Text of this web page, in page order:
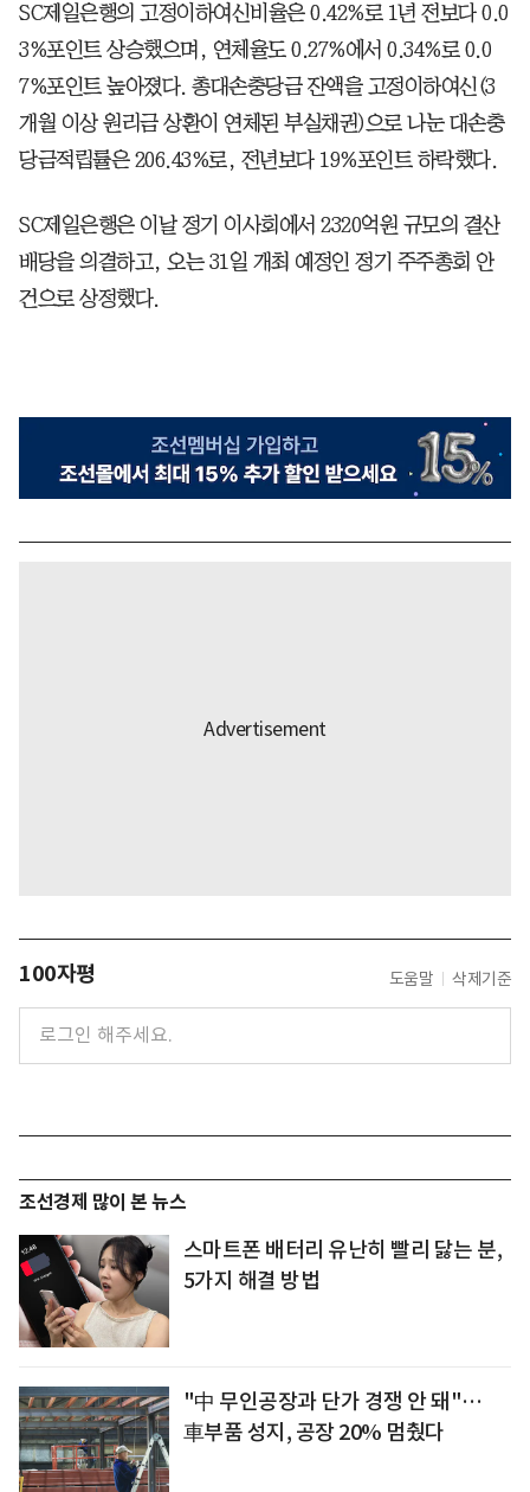
SC제일은행의 고정이하여신비율은 0.42%로 1년 전보다 0.0
3%포인트 상승했으며, 연체율도 0.27%에서 0.34%로 0.0
7%포인트 높아졌다. 총대손충당금 잔액을 고정이하여신(3
개월 이상 원리금 상환이 연체된 부실채권)으로 나눈 대손충
당금적립률은 206.43%로, 전년보다 19%포인트 하락했다.
SC제일은행은 이날 정기 이사회에서 2320억원 규모의 결산
배당을 의결하고, 오는 31일 개최 예정인 정기 주주총회 안
건으로 상정했다.
100자평 도움말 삭제기준
조선경제 많이 본 뉴스
스마트폰 배터리 유난히 빨리 닳는 분,
5가지 해결 방법
"中 무인공장과 단가 경쟁 안 돼"…
車부품 성지, 공장 20% 멈췄다